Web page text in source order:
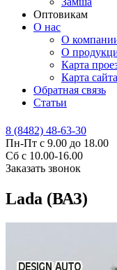
Оптовикам
О нас
О
О
Карта
Карта сайта
Обратная связь
Статьи
8 (8482) 48-63-30
Пн-Пт с 9.00 до 18.00
Сб с 10.00-16.00
Заказать звонок
Lada (ВАЗ)